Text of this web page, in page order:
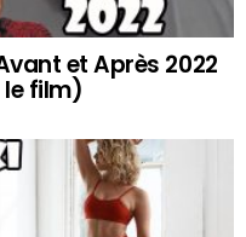
et Après 2022
le film)